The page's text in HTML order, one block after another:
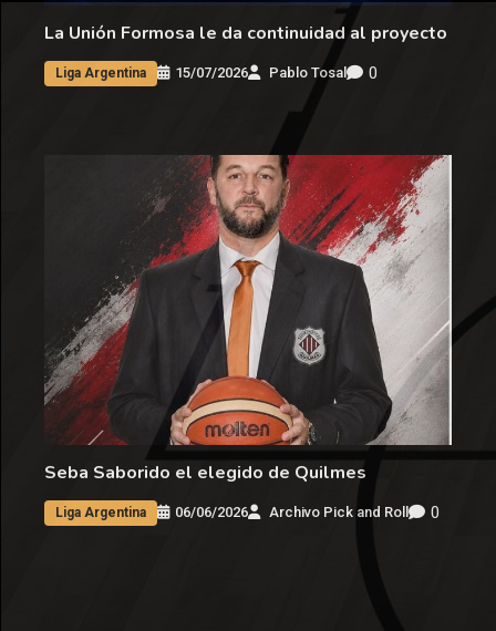
La Unión Formosa le da continuidad al proyecto
Liga Argentina 15/07/2026 Pablo Tosal 0
Seba Saborido el elegido de Quilmes
Liga Argentina 06/06/2026 Archivo Pick and Roll 0